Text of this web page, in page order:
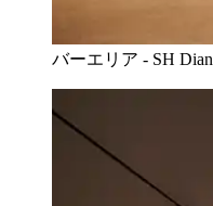
バーエリア - SH